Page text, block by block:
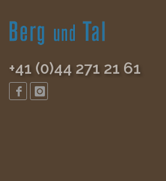
+41 (0)44 271 21 61